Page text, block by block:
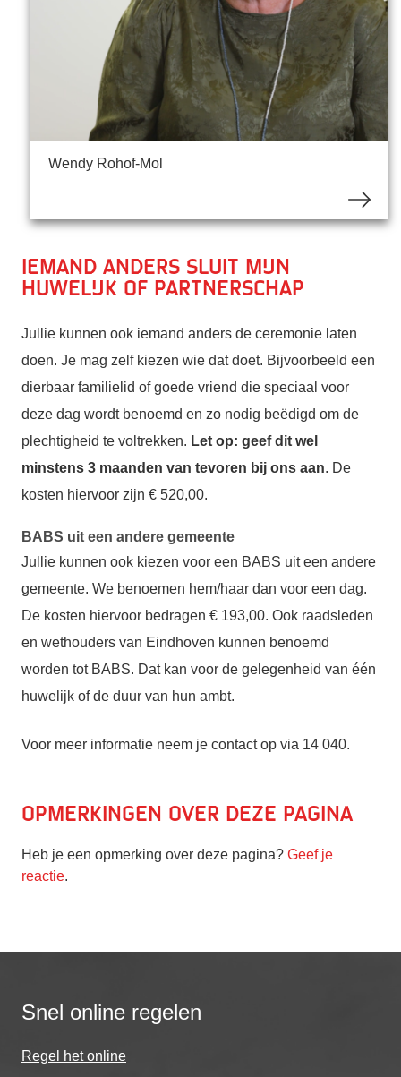
Wendy Rohof-Mol
Iemand anders sluit mijn
huwelijk of partnerschap
Jullie kunnen ook iemand anders de ceremonie laten
doen. Je mag zelf kiezen wie dat doet. Bijvoorbeeld een
dierbaar familielid of goede vriend die speciaal voor
deze dag wordt benoemd en zo nodig beëdigd om de
plechtigheid te voltrekken. Let op: geef dit wel
minstens 3 maanden van tevoren bij ons aan. De
kosten hiervoor zijn € 520,00.
BABS uit een andere gemeente
Jullie kunnen ook kiezen voor een BABS uit een andere
gemeente. We benoemen hem/haar dan voor een dag.
De kosten hiervoor bedragen € 193,00. Ook raadsleden
en wethouders van Eindhoven kunnen benoemd
worden tot BABS. Dat kan voor de gelegenheid van één
huwelijk of de duur van hun ambt.
Voor meer informatie neem je contact op via 14 040.
Opmerkingen over deze pagina
Heb je een opmerking over deze pagina? Geef je
reactie.
Snel online regelen
Regel het online